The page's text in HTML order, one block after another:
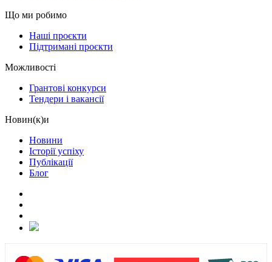
Що ми робимо
Наші проєкти
Підтримані проєкти
Можливості
Грантові конкурси
Тендери і вакансії
Новин(к)и
Новини
Історії успіху
Публікації
Блог